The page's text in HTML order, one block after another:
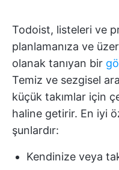
Todoist, listeleri ve
planlamanıza ve
olanak tanıyan bir
Temiz ve sezgisel
küçük takımlar için
haline getirir. En iyi
şunlardır:
Kendinize veya